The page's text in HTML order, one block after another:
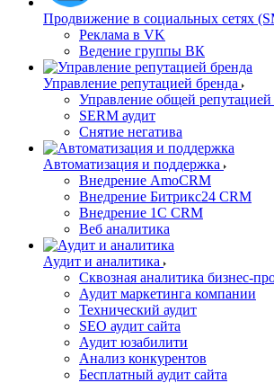
Продвижение в социальных сетях
Реклама в VK
Ведение группы ВК
Управление репутацией бренда
Управление общей
SERM аудит
Снятие негатива
Автоматизация и поддержка
Внедрение AmoCRM
Внедрение Битрикс24 CRM
Внедрение 1C CRM
Веб аналитика
Аудит и аналитика
Сквозная аналитика бизнес-
Аудит маркетинга компании
Технический аудит
SEO аудит сайта
Аудит юзабилити
Анализ конкурентов
Бесплатный аудит сайта